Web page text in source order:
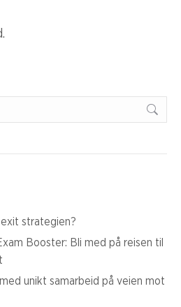
strategien?
Booster: Bli med på reisen til
unikt samarbeid på veien mot